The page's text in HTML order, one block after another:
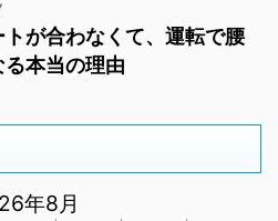
トが合わなくて、運転で腰
る本当の理由
年8月